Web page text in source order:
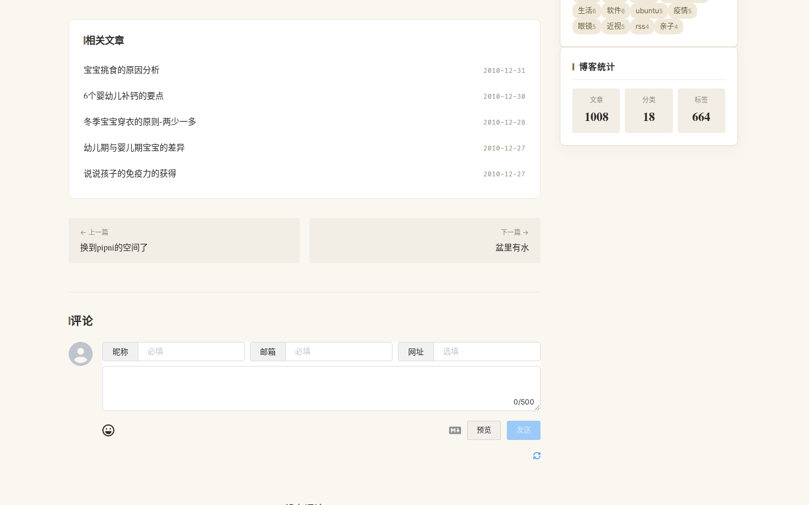
相关文章
宝宝挑食的原因分析 2010-12-31
6个婴幼儿补钙的要点 2010-12-30
冬季宝宝穿衣的原则-两少一多 2010-12-28
幼儿期与婴儿期宝宝的差异 2010-12-27
说说孩子的免疫力的获得 2010-12-27
← 上一篇
换到pipni的空间了
下一篇 →
盆里有水
评论
昵称 邮箱 网址
0/500
预览 发送
生活6 软件6 ubuntu5 疫情5
眼镜5 近视5 rss4 亲子4
博客统计
文章
1008
分类
18
标签
664